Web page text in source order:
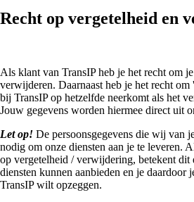
Recht op vergetelheid en
Als klant van TransIP heb je het recht om
verwijderen. Daarnaast heb je het recht
bij TransIP op hetzelfde neerkomt als het
Jouw gegevens worden hiermee direct uit
Let op! De persoonsgegevens die wij van
nodig om onze diensten aan je te leveren.
op vergetelheid / verwijdering, betekent
diensten kunnen aanbieden en je daardoor
TransIP wilt opzeggen.